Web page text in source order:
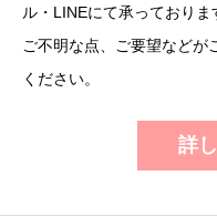
ル・LINEにて承っておりま
ご不明な点、ご要望などが
ください。
詳